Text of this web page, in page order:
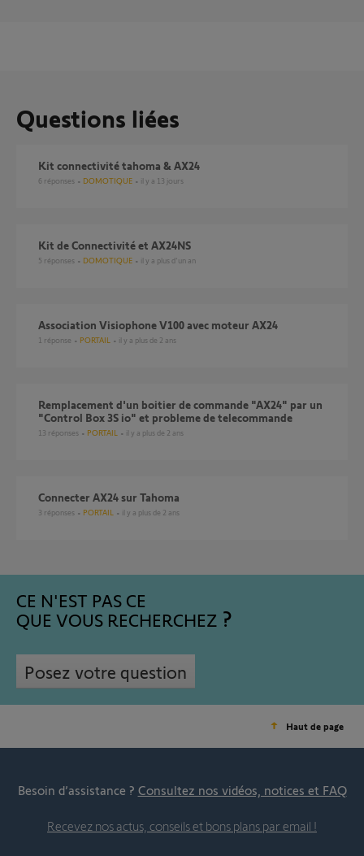
Questions liées
Kit connectivité tahoma & AX24
6 réponses DOMOTIQUE il y a 13 jours
Kit de Connectivité et AX24NS
5 réponses DOMOTIQUE il y a plus d'un an
Association Visiophone V100 avec moteur AX24
1 réponse PORTAIL il y a plus de 2 ans
Remplacement d'un boitier de commande "AX24" par un
"Control Box 3S io" et probleme de telecommande
13 réponses PORTAIL il y a plus de 2 ans
connecter AX24 sur Tahoma
3 réponses PORTAIL il y a plus de 2 ans
CE N'EST PAS CE
QUE VOUS RECHERCHEZ
Posez votre question
Haut de page
Besoin d’assistance ? Consultez nos vidéos, notices et FAQ
Recevez nos actus, conseils et bons plans par email !